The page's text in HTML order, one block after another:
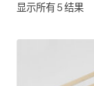
显示所有 5 结果